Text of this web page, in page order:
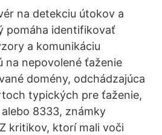
na detekciu útokov a
pomáha identifikovať
a komunikáciu
na nepovolené ťaženie
domény, odchádzajúca
typických pre ťaženie,
8333, známky
kritikov, ktorí mali voči